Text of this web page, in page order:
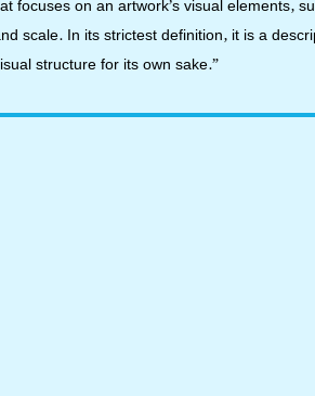
focuses on an artwork’s visual elements,
scale. In its strictest definition, it is a
structure for its own sake.”